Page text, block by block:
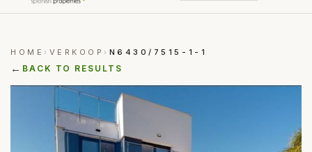
HOME › VERKOOP › N6430/7515-1-1
← BACK TO RESULTS